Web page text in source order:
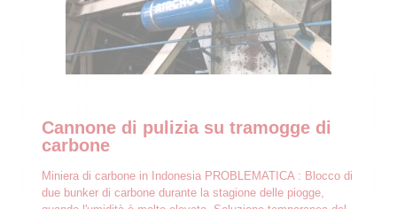
Cannone di pulizia su tramogge di
carbone
Miniera di carbone in Indonesia PROBLEMATICA : Blocco di
due bunker di carbone durante la stagione delle piogge,